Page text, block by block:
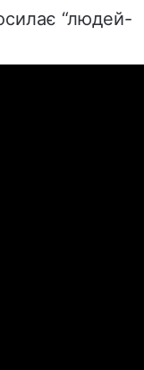
“людей-